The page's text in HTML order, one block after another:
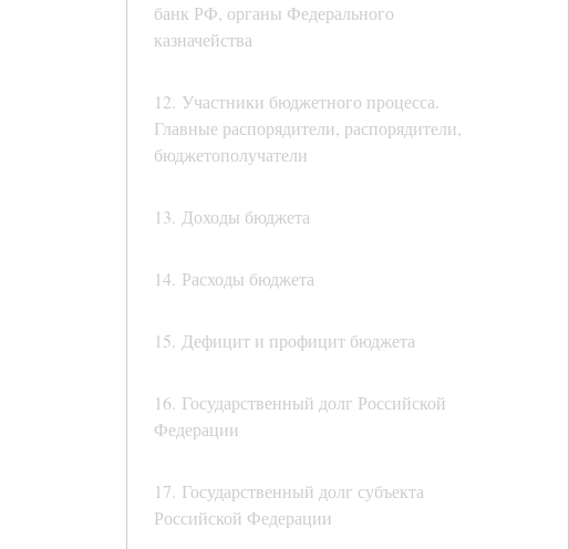
банк РФ, органы Федерального
казначейства
12. Участники бюджетного процесса.
Главные распорядители, распорядители,
бюджетополучатели
13. Доходы бюджета
14. Расходы бюджета
15. Дефицит и профицит бюджета
16. Государственный долг Российской
Федерации
17. Государственный долг субъекта
Российской Федерации